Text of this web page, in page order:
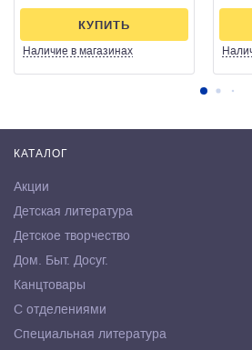
Наличие в магазинах
КУПИТЬ
КАТАЛОГ
Акции
Детская литература
Детское творчество
Дом. Быт. Досуг.
Канцтовары
С отделениями
Специальная литература